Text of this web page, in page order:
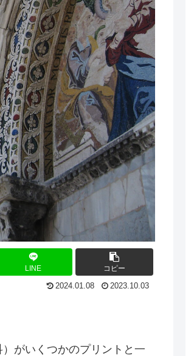
LINE コピー
2024.01.08 2023.10.03
がいくつかのプリントと一